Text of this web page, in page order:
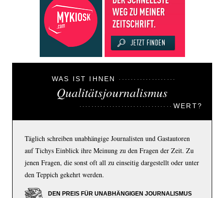
WAS IST IHNEN
Qualitätsjournalismus
WERT?
Täglich schreiben unabhängige Journalisten und Gastautoren
auf Tichys Einblick ihre Meinung zu den Fragen der Zeit. Zu
jenen Fragen, die sonst oft all zu einseitig dargestellt oder unter
den Teppich gekehrt werden.
DEN PREIS FÜR UNABHÄNGIGEN JOURNALISMUS